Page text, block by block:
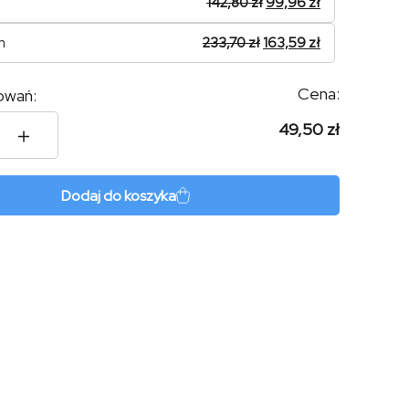
233,70zł163,59 zł
Cena:
49,50 zł
Dodaj do koszyka